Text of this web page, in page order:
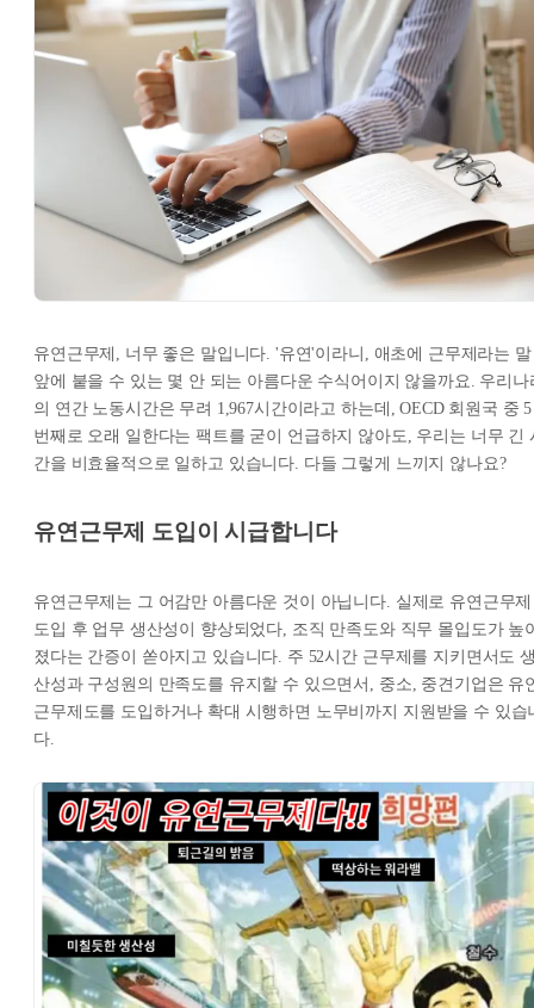
유연근무제, 너무 좋은 말입니다. '유연'이라니, 애초에 근무제라는 말
앞에 붙을 수 있는 몇 안 되는 아름다운 수식어이지 않을까요. 우리나
의 연간 노동시간은 무려 1,967시간이라고 하는데, OECD 회원국 중 5
번째로 오래 일한다는 팩트를 굳이 언급하지 않아도, 우리는 너무 긴
간을 비효율적으로 일하고 있습니다. 다들 그렇게 느끼지 않나요?
유연근무제 도입이 시급합니다
유연근무제는 그 어감만 아름다운 것이 아닙니다. 실제로 유연근무제
도입 후 업무 생산성이 향상되었다, 조직 만족도와 직무 몰입도가 높
졌다는 간증이 쏟아지고 있습니다. 주 52시간 근무제를 지키면서도
산성과 구성원의 만족도를 유지할 수 있으면서, 중소, 중견기업은 유
근무제도를 도입하거나 확대 시행하면 노무비까지 지원받을 수 있습
다.